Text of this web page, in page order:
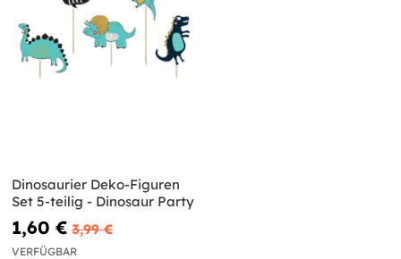
Dinosaurier Deko-Figuren
Set 5-teilig - Dinosaur Party
1,60 € 3,99 €
VERFÜGBAR